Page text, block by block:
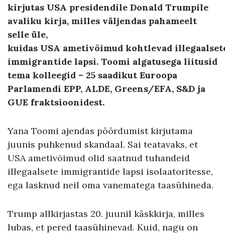
kirjutas USA presidendile Donald Trumpile
avaliku kirja, milles väljendas pahameelt
selle üle,
kuidas USA ametivõimud kohtlevad
immigrantide lapsi. Toomi algatusega liitusid
tema kolleegid – 25 saadikut Euroopa
Parlamendi EPP, ALDE, Greens/EFA, S&D ja
GUE fraktsioonidest.
Yana Toomi ajendas pöördumist kirjutama
juunis puhkenud skandaal. Sai teatavaks, et
USA ametivõimud olid saatnud tuhandeid
illegaalsete immigrantide lapsi isolaatoritesse,
ega lasknud neil oma vanematega taasühineda.
Trump allkirjastas 20. juunil käskkirja, milles
lubas, et pered taasühinevad. Kuid, nagu on